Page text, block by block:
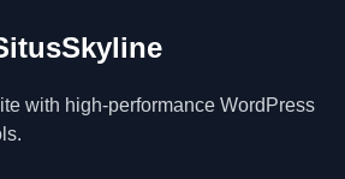
with high-performance WordPress